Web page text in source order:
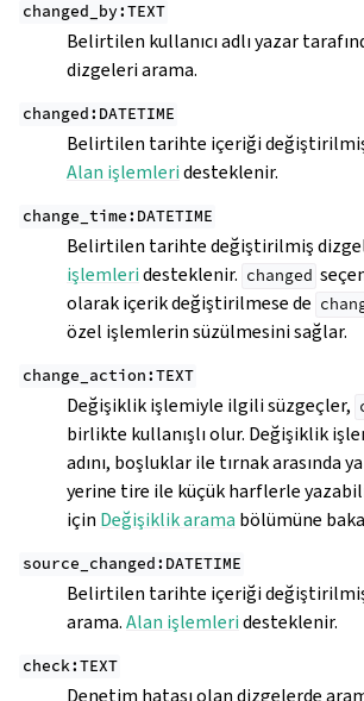
changed_by:TEXT
Belirtilen kullanıcı adlı yazar
dizgeleri arama.
changed:DATETIME
Belirtilen tarihte içeriği
Alan işlemleridesteklenir.
change_time:DATETIME
Belirtilen tarihte değiştirilmiş
işlemleridesteklenir. changed
olarak içerik değiştirilmese de
özel işlemlerin süzülmesini sağlar.
change_action:TEXT
Değişiklik işlemiyle ilgili süzgeçler,
birlikte kullanışlı olur. Değişiklik
adını, boşluklar ile tırnak arasında
yerine tire ile küçük harflerle
için Değişiklik arama bölümüne
source_changed:DATETIME
Belirtilen tarihte içeriği
arama.Alan işlemleridesteklenir.
check:TEXT
Denetim hatası olan dizgelerde